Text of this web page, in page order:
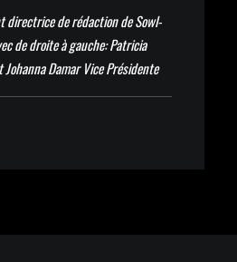
directrice de rédaction de Sowl-
de droite à gauche: Patricia
Damar Vice Présidente